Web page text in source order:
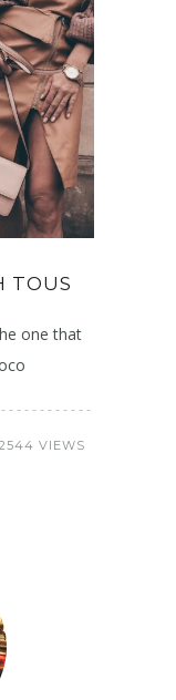
TOUS
one that
2544 VIEWS